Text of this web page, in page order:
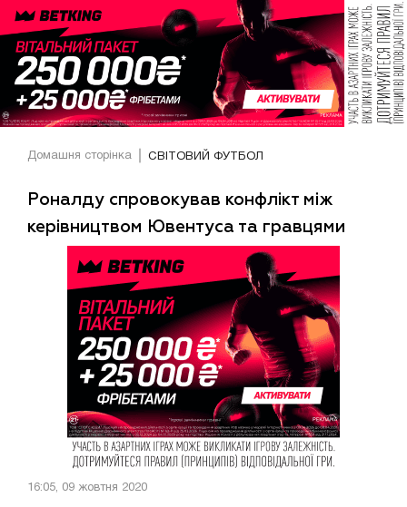
Домашня сторінка СВІТОВИЙ ФУТБОЛ
Роналду спровокував конфлікт між
керівництвом Ювентуса та гравцями
16:05, 09 жовтня 2020